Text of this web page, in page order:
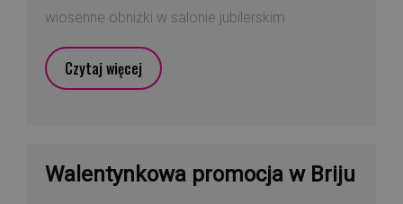
wiosenne obniżki w salonie jubilerskim
Czytaj więcej
Walentynkowa promocja w Briju